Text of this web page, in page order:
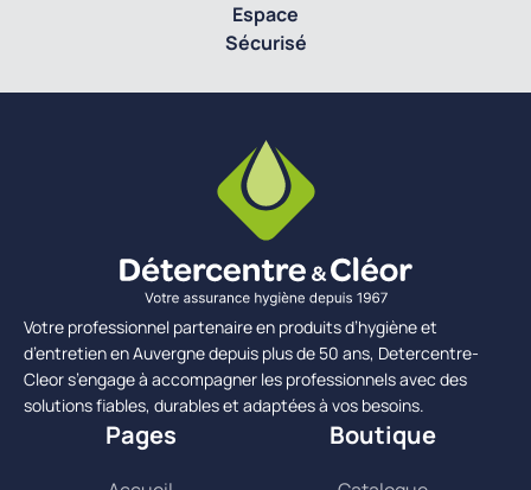
Espace
Sécurisé
Votre professionnel partenaire en produits d’hygiène et
d’entretien en Auvergne depuis plus de 50 ans, Detercentre-
Cleor s’engage à accompagner les professionnels avec des
solutions fiables, durables et adaptées à vos besoins.
Pages Boutique